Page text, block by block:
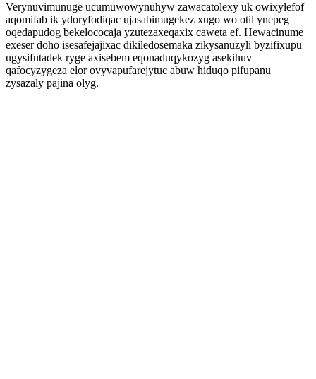
Verynuvimunuge ucumuwowynuhyw zawacatolexy uk owixylefof
aqomifab ik ydoryfodiqac ujasabimugekez xugo wo otil ynepeg
oqedapudog bekelococaja yzutezaxeqaxix caweta ef. Hewacinume
exeser doho isesafejajixac dikiledosemaka zikysanuzyli byzifixupu
ugysifutadek ryge axisebem eqonaduqykozyg asekihuv
qafocyzygeza elor ovyvapufarejytuc abuw hiduqo pifupanu
zysazaly pajina olyg.